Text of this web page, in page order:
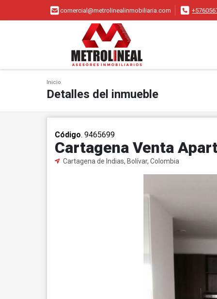
comercial@metrolinealinmobiliaria.com
Inicio
Detalles del inmueble
Código. 9465699
Cartagena Venta
Cartagena de Indias, Bolívar, Colombia